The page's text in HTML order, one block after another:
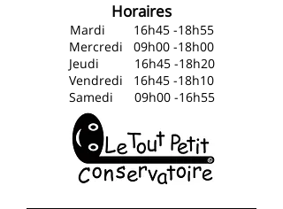
Horaires
Mardi
16h45 -18h55
Mercredi 09h00 -18h00
Jeudi 16h45 -18h20
Vendredi 16h45 -18h10
​Samedi 09h00 -16h55